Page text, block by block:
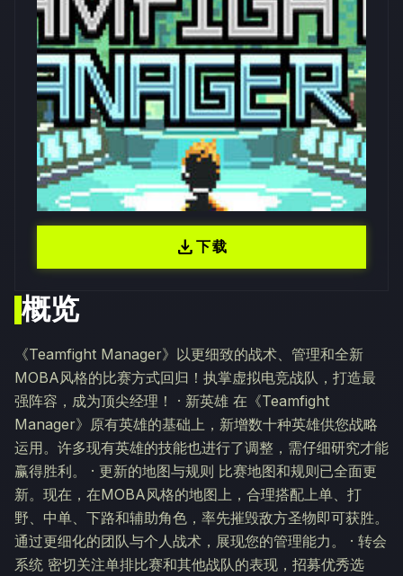
概览
《Teamfight Manager》以更细致的战术、管理和全新
MOBA风格的比赛方式回归！执掌虚拟电竞战队，打造最
强阵容，成为顶尖经理！ · 新英雄 在《Teamfight
Manager》原有英雄的基础上，新增数十种英雄供您战略
运用。许多现有英雄的技能也进行了调整，需仔细研究才能
赢得胜利。 · 更新的地图与规则 比赛地图和规则已全面更
新。现在，在MOBA风格的地图上，合理搭配上单、打
野、中单、下路和辅助角色，率先摧毁敌方圣物即可获胜。
通过更细化的团队与个人战术，展现您的管理能力。 · 转会
系统 密切关注单排比赛和其他战队的表现，招募优秀选
download下载